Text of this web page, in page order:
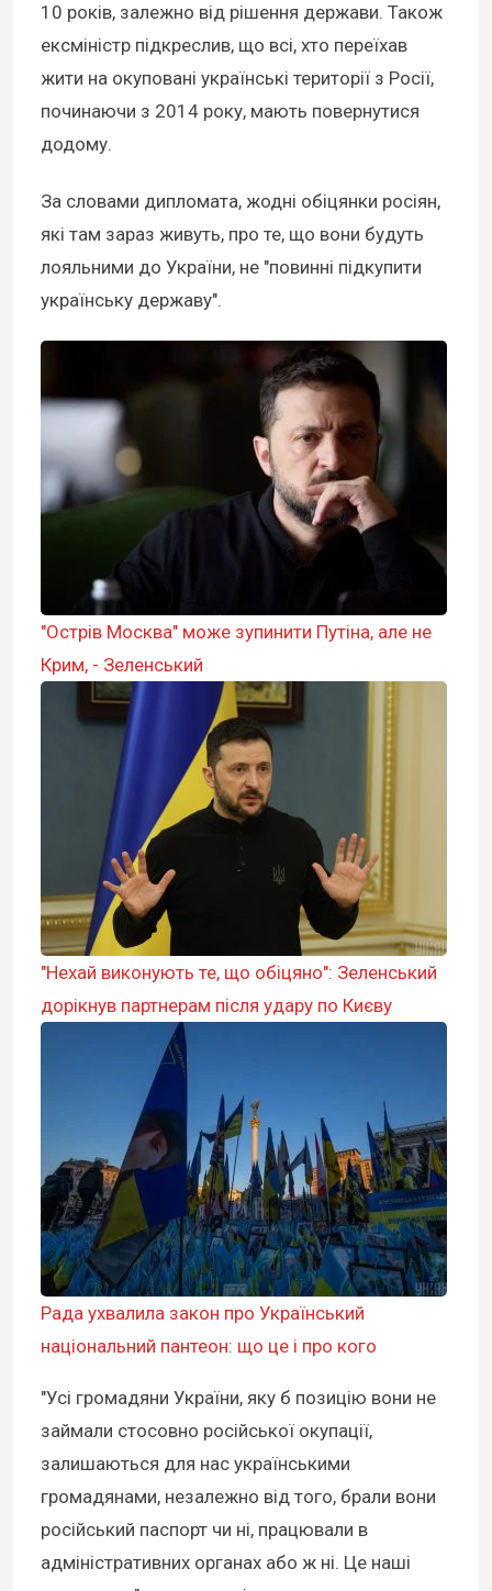
10 років, залежно від рішення держави. Також
ексміністр підкреслив, що всі, хто переїхав
жити на окуповані українські території з Росії,
починаючи з 2014 року, мають повернутися
додому.
За словами дипломата, жодні обіцянки росіян,
які там зараз живуть, про те, що вони будуть
лояльними до України, не "повинні підкупити
українську державу".
"Острів Москва" може зупинити Путіна, але не
Крим, - Зеленський
"Нехай виконують те, що обіцяно": Зеленський
дорікнув партнерам після удару по Києву
Рада ухвалила закон про Український
національний пантеон: що це і про кого
"Усі громадяни України, яку б позицію вони не
займали стосовно російської окупації,
залишаються для нас українськими
громадянами, незалежно від того, брали вони
російський паспорт чи ні, працювали в
адміністративних органах або ж ні. Це наші